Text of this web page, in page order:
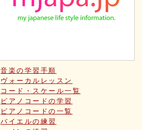
音楽の学習手順
ヴォーカルレッスン
コード・スケール一覧
ピアノコードの学習
ピアノコードの一覧
バイエルの練習